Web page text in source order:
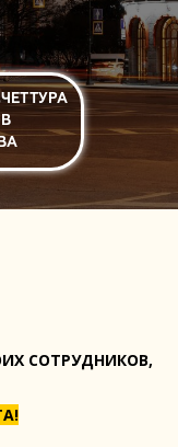
ТУРА
СОТРУДНИКОВ,